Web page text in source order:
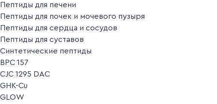
Пептиды для печени
Пептиды для почек и мочевого пузыря
Пептиды для сердца и сосудов
Пептиды для суставов
Синтетические пептиды
BPC 157
CJC 1295 DAC
GHK-Cu
GLOW